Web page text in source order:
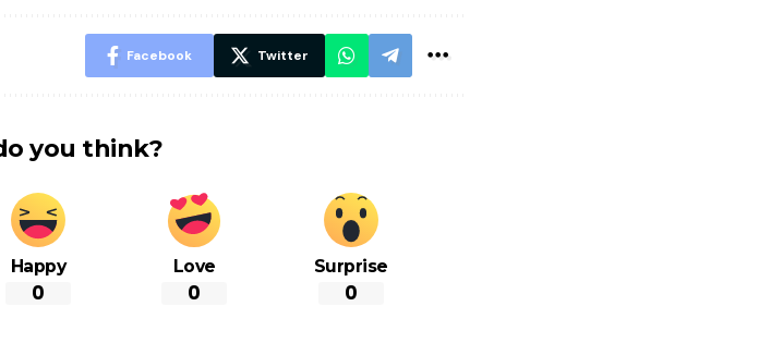
निगरानी
Facebook Twitter
you think?
Happy
0
Love
0
Surprise
0